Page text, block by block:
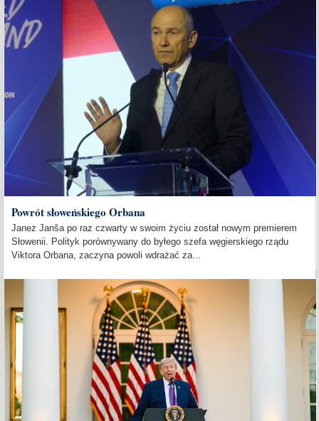
Powrót słoweńskiego Orbana
Janez Janša po raz czwarty w swoim życiu został nowym premierem
Słowenii. Polityk porównywany do byłego szefa węgierskiego rządu
Viktora Orbana, zaczyna powoli wdrażać za...